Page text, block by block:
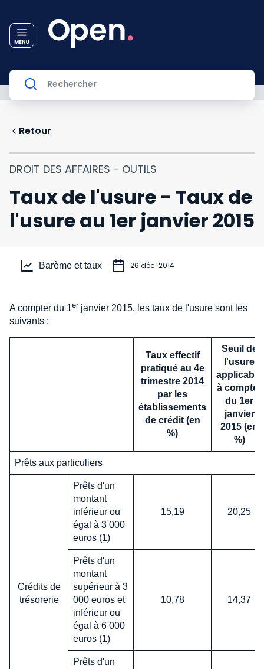
Retour
DROIT DES AFFAIRES - OUTILS
Taux de l'usure - Taux de
l'usure au 1er janvier 2015
Barème et taux 26 déc. 2014
A compter du 1er janvier 2015, les taux de l'usure sont les
suivants :
Taux effectif
pratiqué au 4e
trimestre 2014
par les
établissements
de crédit (en
%)
Seuil de
l'usure
applicable
à compter
du 1er
janvier
2015 (en
%)
Prêts aux particuliers
Crédits de
trésorerie
Prêts d'un
montant
inférieur ou
égal à 3 000
euros (1)
15,19 20,25
Prêts d'un
montant
supérieur à 3
000 euros et
inférieur ou
égal à 6 000
euros (1)
10,78 14,37
Prêts d'un